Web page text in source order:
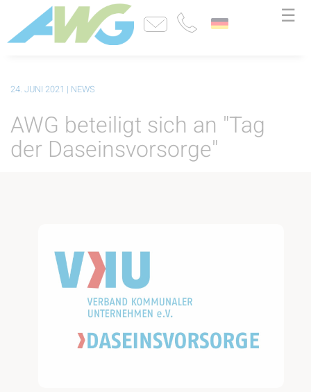
☰
24. JUNI 2021 | NEWS
AWG beteiligt sich an "Tag
der Daseinsvorsorge"